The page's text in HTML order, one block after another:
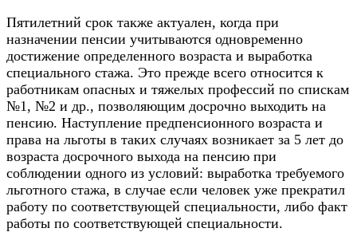
Пятилетний срок также актуален, когда при
назначении пенсии учитываются одновременно
достижение определенного возраста и выработка
специального стажа. Это прежде всего относится к
работникам опасных и тяжелых профессий по спискам
№1, №2 и др., позволяющим досрочно выходить на
пенсию. Наступление предпенсионного возраста и
права на льготы в таких случаях возникает за 5 лет до
возраста досрочного выхода на пенсию при
соблюдении одного из условий: выработка требуемого
льготного стажа, в случае если человек уже прекратил
работу по соответствующей специальности, либо факт
работы по соответствующей специальности.